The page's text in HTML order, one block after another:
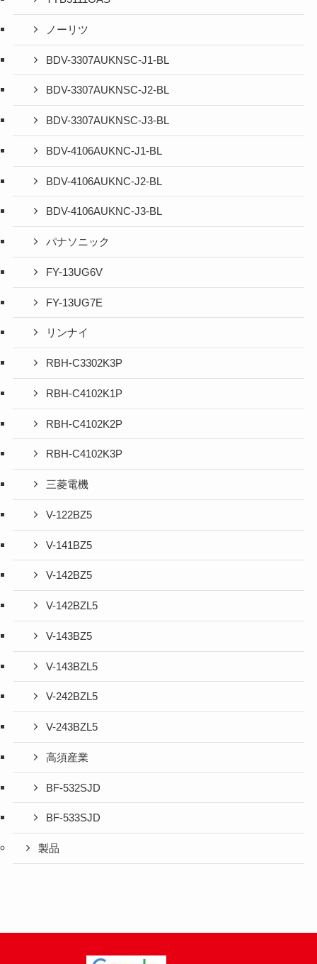
ノーリツ
BDV-3307AUKNSC-J1-BL
BDV-3307AUKNSC-J2-BL
BDV-3307AUKNSC-J3-BL
BDV-4106AUKNC-J1-BL
BDV-4106AUKNC-J2-BL
BDV-4106AUKNC-J3-BL
パナソニック
FY-13UG6V
FY-13UG7E
リンナイ
RBH-C3302K3P
RBH-C4102K1P
RBH-C4102K2P
RBH-C4102K3P
三菱電機
V-122BZ5
V-141BZ5
V-142BZ5
V-142BZL5
V-143BZ5
V-143BZL5
V-242BZL5
V-243BZL5
高須産業
BF-532SJD
BF-533SJD
製品